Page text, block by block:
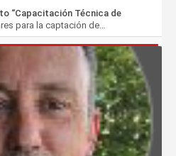
“Capacitación Técnica de
para la captación de…